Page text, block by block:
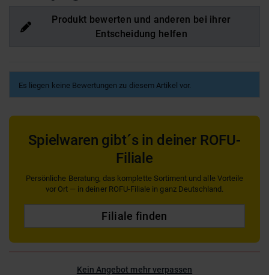
Produkt bewerten und anderen bei ihrer
Entscheidung helfen
Es liegen keine Bewertungen zu diesem Artikel vor.
Spielwaren gibt´s in deiner ROFU-
Filiale
Persönliche Beratung, das komplette Sortiment und alle Vorteile
vor Ort — in deiner ROFU-Filiale in ganz Deutschland.
Filiale finden
Kein Angebot mehr verpassen